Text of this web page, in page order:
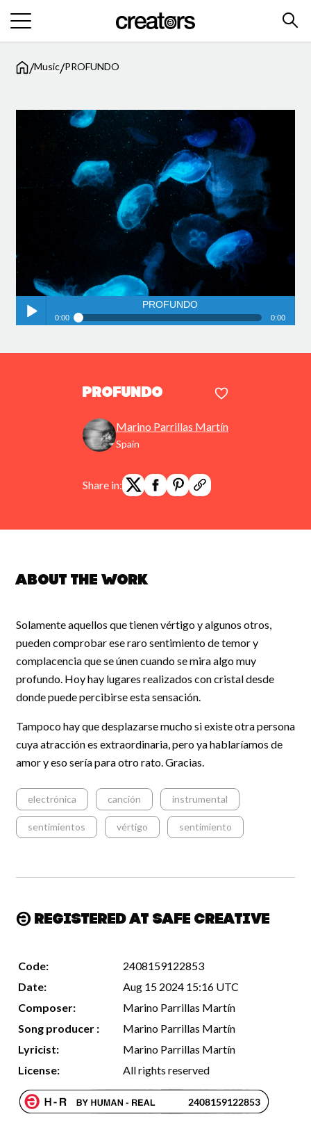
/Music/PROFUNDO
PROFUNDO
Marino Parrillas Martín
Spain
Share in:
PROFUNDO
0:00 0:00
About the work
Solamente aquellos que tienen vértigo y algunos otros,
pueden comprobar ese raro sentimiento de temor y
complacencia que se únen cuando se mira algo muy
profundo. Hoy hay lugares realizados con cristal desde
donde puede percibirse esta sensación.
Tampoco hay que desplazarse mucho si existe otra persona
cuya atracción es extraordinaria, pero ya hablaríamos de
amor y eso sería para otro rato. Gracias.
electrónica canción instrumental
sentimientos vértigo sentimiento
Registered at Safe Creative
Code:
2408159122853
Date:
Aug 15 2024 15:16 UTC
Composer:
Marino Parrillas Martín
Song producer :
Marino Parrillas Martín
Lyricist:
Marino Parrillas Martín
License:
All rights reserved